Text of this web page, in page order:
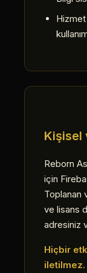
Hizmet
Kişisel
Reborn
için
Toplanan
ve lisans
adresiniz
Hiçbir
iletilmez.